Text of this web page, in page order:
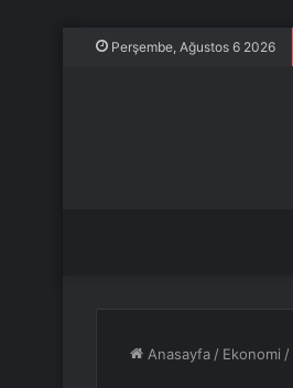
Perşembe, Ağustos 6 2026
Anasayfa / Ekonomi /